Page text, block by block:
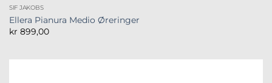
SIF JAKOBS
Ellera Pianura Medio Øreringer
kr 899,00